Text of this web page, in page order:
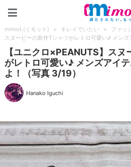
mimot.(ミモット) > キレイでいたい > ファッ
スヌーピーの新作Tシャツがレトロ可愛い♪ メンズ
【ユニクロ×PEANUTS】ス
がレトロ可愛い♪ メンズアイ
よ！（写真 3/19）
Hanako Iguchi